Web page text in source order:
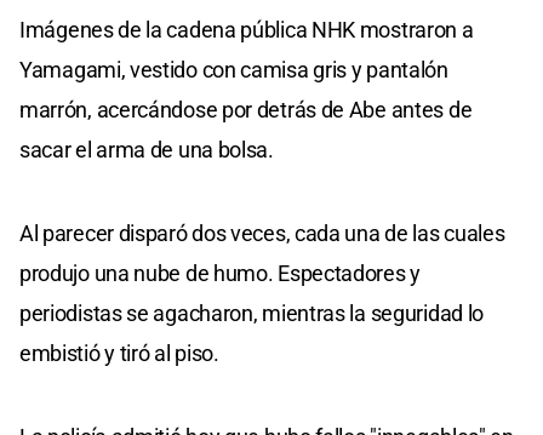
Imágenes de la cadena pública NHK mostraron a
Yamagami, vestido con camisa gris y pantalón
marrón, acercándose por detrás de Abe antes de
sacar el arma de una bolsa.
Al parecer disparó dos veces, cada una de las cuales
produjo una nube de humo. Espectadores y
periodistas se agacharon, mientras la seguridad lo
embistió y tiró al piso.